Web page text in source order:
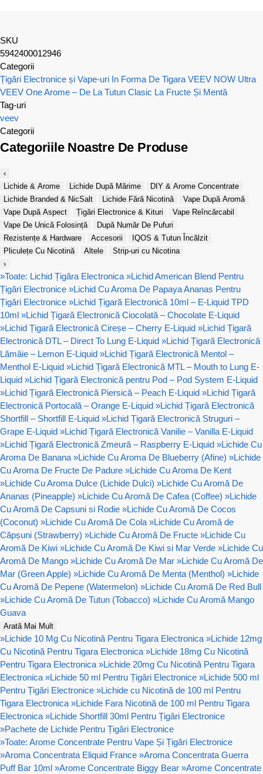
SKU
5942400012946
Categorii
Țigări Electronice și Vape-uri In Forma De Tigara VEEV NOW Ultra
VEEV One Arome – De La Tutun Clasic La Fructe Și Mentă
Tag-uri
veev
Categorii
Categoriile Noastre De Produse
‹
Lichide & Arome
Lichide După Mărime
DIY & Arome Concentrate
Lichide Branded & NicSalt
Lichide Fără Nicotină
Vape După Aromă
Vape După Aspect
Țigări Electronice & Kituri
Vape Reîncărcabil
Vape De Unică Folosință
După Număr De Pufuri
Rezistențe & Hardware
Accesorii
IQOS & Tutun Încălzit
Pliculețe Cu Nicotină
Altele
Strip-uri cu Nicotina
›
»Toate: Lichid Țigăra Electronica »Lichid American Blend Pentru
Țigări Electronice »Lichid Cu Aroma De Papaya Ananas Pentru
Țigări Electronice »Lichid Țigară Electronică 10ml – E-Liquid TPD
10ml »Lichid Țigară Electronică Ciocolată – Chocolate E-Liquid
»Lichid Țigară Electronică Cireșe – Cherry E-Liquid »Lichid Țigară
Electronică DTL – Direct To Lung E-Liquid »Lichid Țigară Electronică
Lămâie – Lemon E-Liquid »Lichid Țigară Electronică Mentol –
Menthol E-Liquid »Lichid Țigară Electronică MTL – Mouth to Lung E-
Liquid »Lichid Țigară Electronică pentru Pod – Pod System E-Liquid
»Lichid Țigară Electronică Piersică – Peach E-Liquid »Lichid Țigară
Electronică Portocală – Orange E-Liquid »Lichid Țigară Electronică
Shortfill – Shortfill E-Liquid »Lichid Țigară Electronică Struguri –
Grape E-Liquid »Lichid Țigară Electronică Vanilie – Vanilla E-Liquid
»Lichid Țigară Electronică Zmeură – Raspberry E-Liquid »Lichide Cu
Aroma De Banana »Lichide Cu Aroma De Blueberry (Afine) »Lichide
Cu Aroma De Fructe De Padure »Lichide Cu Aroma De Kent
»Lichide Cu Aroma Dulce (Lichide Dulci) »Lichide Cu Aromă De
Ananas (Pineapple) »Lichide Cu Aromă De Cafea (Coffee) »Lichide
Cu Aromă De Capsuni si Rodie »Lichide Cu Aromă De Cocos
(Coconut) »Lichide Cu Aromă De Cola »Lichide Cu Aromă de
Căpșuni (Strawberry) »Lichide Cu Aromă De Fructe »Lichide Cu
Aromă De Kiwi »Lichide Cu Aromă De Kiwi si Mar Verde »Lichide Cu
Aromă De Mango »Lichide Cu Aromă De Mar »Lichide Cu Aromă De
Mar (Green Apple) »Lichide Cu Aromă De Menta (Menthol) »Lichide
Cu Aromă De Pepene (Watermelon) »Lichide Cu Aromă De Red Bull
»Lichide Cu Aromă De Tutun (Tobacco) »Lichide Cu Aromă Mango
Guava
Arată Mai Mult
»Lichide 10 Mg Cu Nicotină Pentru Tigara Electronica »Lichide 12mg
Cu Nicotină Pentru Tigara Electronica »Lichide 18mg Cu Nicotină
Pentru Tigara Electronica »Lichide 20mg Cu Nicotină Pentru Tigara
Electronica »Lichide 50 ml Pentru Țigări Electronice »Lichide 500 ml
Pentru Țigări Electronice »Lichide cu Nicotină de 100 ml Pentru
Tigara Electronica »Lichide Fara Nicotină de 100 ml Pentru Tigara
Electronica »Lichide Shortfill 30ml Pentru Țigări Electronice
»Pachete de Lichide Pentru Țigări Electronice
»Toate: Arome Concentrate Pentru Vape Și Țigări Electronice
»Aroma Concentrata Eliquid France »Aroma Concentrata Guerra
Puff Bar 10ml »Arome Concentrate Biggy Bear »Arome Concentrate